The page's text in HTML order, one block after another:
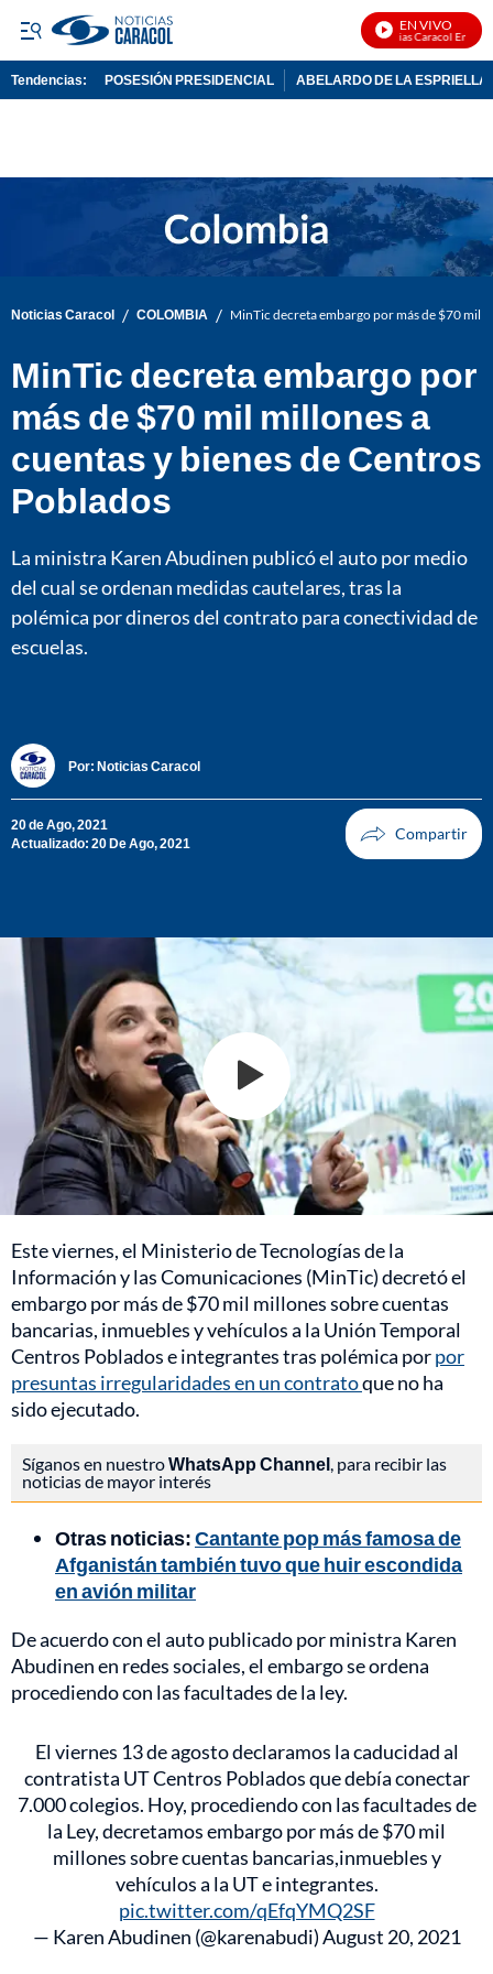
EN VIVO
Noticias Caracol En Vivo
Tendencias: POSESIÓN PRESIDENCIAL ABELARDO DE LA ESPRIELLA
Noticias Caracol / COLOMBIA / MinTic decreta embargo por más de $70 mil
MinTic decreta embargo por
más de $70 mil millones a
cuentas y bienes de Centros
Poblados
La ministra Karen Abudinen publicó el auto por medio
del cual se ordenan medidas cautelares, tras la
polémica por dineros del contrato para conectividad de
escuelas.
Por: Noticias Caracol
20 de Ago, 2021
Actualizado: 20 De Ago, 2021
Este viernes, el Ministerio de Tecnologías de la
Información y las Comunicaciones (MinTic) decretó el
embargo por más de $70 mil millones sobre cuentas
bancarias, inmuebles y vehículos a la Unión Temporal
Centros Poblados e integrantes tras polémica porpor
presuntas irregularidades en un contratoque no ha
sido ejecutado.
Síganos en nuestroWhatsApp Channel , para recibir las
noticias de mayor interés
Otras noticias:Cantante pop más famosa de
Afganistán también tuvo que huir escondida
en avión militar
De acuerdo con el auto publicado por ministra Karen
Abudinen en redes sociales, el embargo se ordena
procediendo con las facultades de la ley.
El viernes 13 de agosto declaramos la caducidad al
contratista UT Centros Poblados que debía conectar
7.000 colegios. Hoy, procediendo con las facultades de
la Ley, decretamos embargo por más de $70 mil
millones sobre cuentas bancarias,inmuebles y
vehículos a la UT e integrantes.
pic.twitter.com/qEfqYMQ2SF
— Karen Abudinen (@karenabudi)August 20, 2021